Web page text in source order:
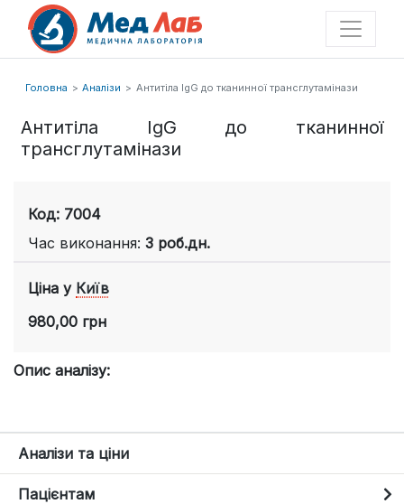
Головна Аналізи Антитіла IgG до тканинної трансглутамінази
Антитіла IgG до тканинної
трансглутамінази
Код: 7004
Час виконання: 3 роб.дн.
Ціна у Київ
980,00 грн
Опис аналізу:
Аналізи та ціни
Пацієнтам